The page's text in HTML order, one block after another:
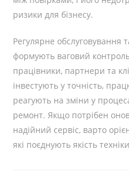
ризики для бізнесу.
Регулярне обслуговування
формують ваговий
працівники, партнери та
інвестують у точність,
реагують на зміни у
ремонт. Якщо потрібен
надійний сервіс, варто
які поєднують якість